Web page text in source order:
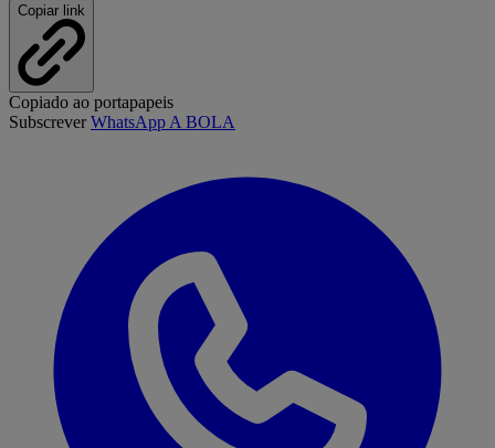
Copiar link
Copiado ao portapapeis
SubscreverWhatsApp A BOLA